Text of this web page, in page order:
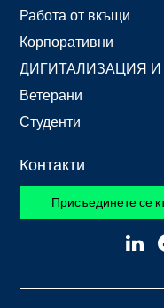
Работа от вкъщи
Корпоративни
ДИГИТАЛИЗАЦИЯ
Ветерани
Студенти
Контакти
Присъединете се